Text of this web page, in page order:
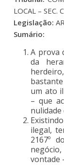
LOCAL – SEC.
Legislação:
Sumário:
A prova
da
um ato
– que
nulidade
ilegal,
2167º
vontade